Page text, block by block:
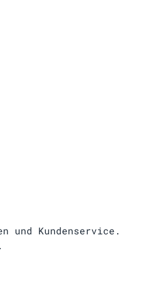
und Kundenservice.